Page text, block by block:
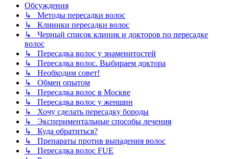
Обсуждения
↳ Методы пересадки волос
↳ Клиники пересадки волос
↳ Черный список клиник и докторов по пересадке
волос
↳ Пересадка волос у знаменитостей
↳ Пересадка волос. Выбираем доктора
↳ Необходим совет!
↳ Обмен опытом
↳ Пересадка волос в Москве
↳ Пересадка волос у женщин
↳ Хочу сделать пересадку бороды
↳ Экспериментальные способы лечения
↳ Куда обратиться?
↳ Препараты против выпадения волос
↳ Пересадка волос FUE